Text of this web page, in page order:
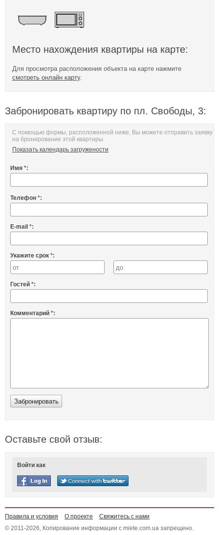
Место нахождения квартиры на карте:
Для просмотра расположения объекта на карте нажмите
смотреть онлайн карту.
Забронировать квартиру по пл. Свободы, 3:
С помощью формы, расположенной ниже, Вы можете отправить заявку
на бронирование этой квартиры.
Показать календарь загружености
Имя *:
Телефон *:
E-mail *:
Укажите срок *:
Гостей *:
Комментарий *:
Оставьте свой отзыв:
Войти как
Правила и условия О проекте
Свяжитесь с нами
© 2011-2026, Копирование информации с miete.com.ua запрещено.